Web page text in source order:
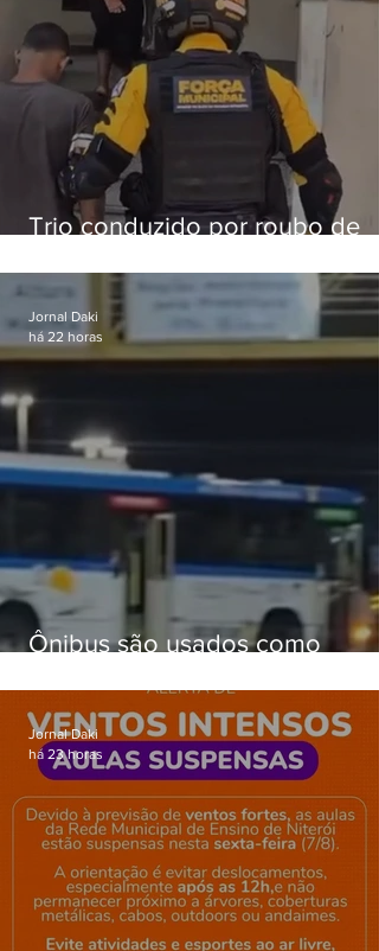
Trio conduzido por roubo de
passagens
Ônibus são usados como
Gardênia Azul
Jornal Daki
há 22 horas
Jornal Daki
há 23 horas